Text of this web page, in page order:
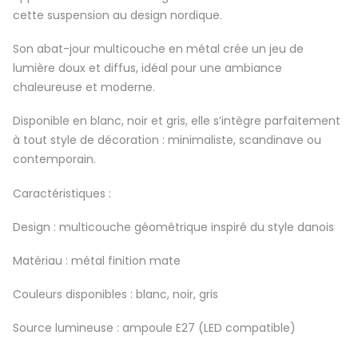
cette suspension au design nordique.
Son abat-jour multicouche en métal crée un jeu de
lumière doux et diffus, idéal pour une ambiance
chaleureuse et moderne.
Disponible en blanc, noir et gris, elle s’intègre parfaitement
à tout style de décoration : minimaliste, scandinave ou
contemporain.
Caractéristiques :
Design : multicouche géométrique inspiré du style danois
Matériau : métal finition mate
Couleurs disponibles : blanc, noir, gris
Source lumineuse : ampoule E27 (LED compatible)